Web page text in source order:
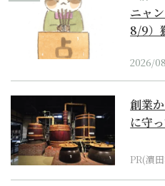
ニャ
8/9）
2026/
創業
に守
PR(濵